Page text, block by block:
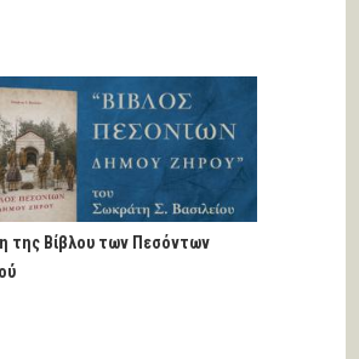
της Βίβλου των Πεσόντων